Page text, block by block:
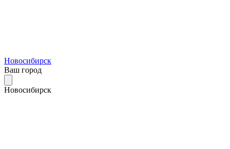
Новосибирск
Ваш город
Новосибирск